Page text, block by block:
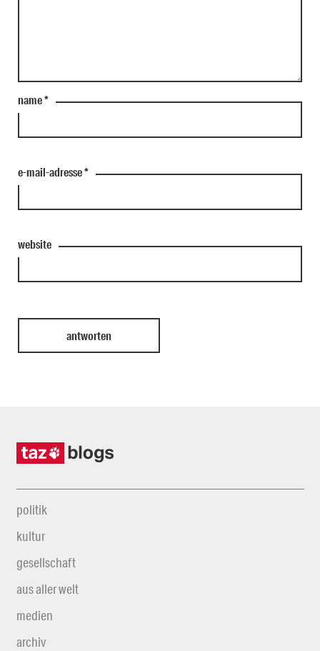
name*
e-mail-adresse*
website
politik
kultur
gesellschaft
aus aller welt
medien
archiv